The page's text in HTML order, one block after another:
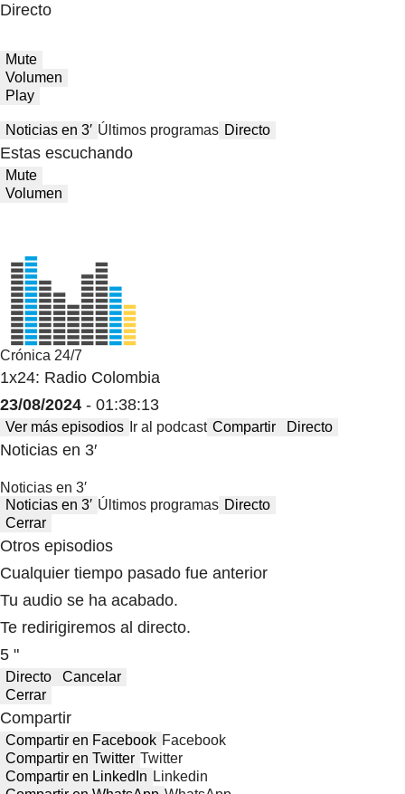
Directo
Mute
Volumen
Play
Noticias en 3′ Últimos programas Directo
Estas escuchando
Mute
Volumen
Crónica 24/7
1x24: Radio Colombia
23/08/2024 - 01:38:13
Ver más episodios Ir al podcast Compartir Directo
Noticias en 3′
Noticias en 3′
Noticias en 3′ Últimos programas Directo
Cerrar
Otros episodios
Cualquier tiempo pasado fue anterior
Tu audio se ha acabado.
Te redirigiremos al directo.
5 "
Directo
Cancelar
Cerrar
Compartir
Compartir en Facebook Facebook
Compartir en Twitter Twitter
Compartir en LinkedIn Linkedin